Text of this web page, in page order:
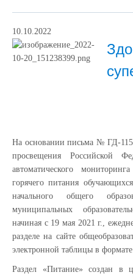
10.10.2022
На основании письма № ГД-
просвещения Российской
автоматического
горячего питания
начального общего
муниципальных
начиная с 19 мая 2021 г.,
разделе на сайте
электронной таблицы в
Раздел «Питание» создан в